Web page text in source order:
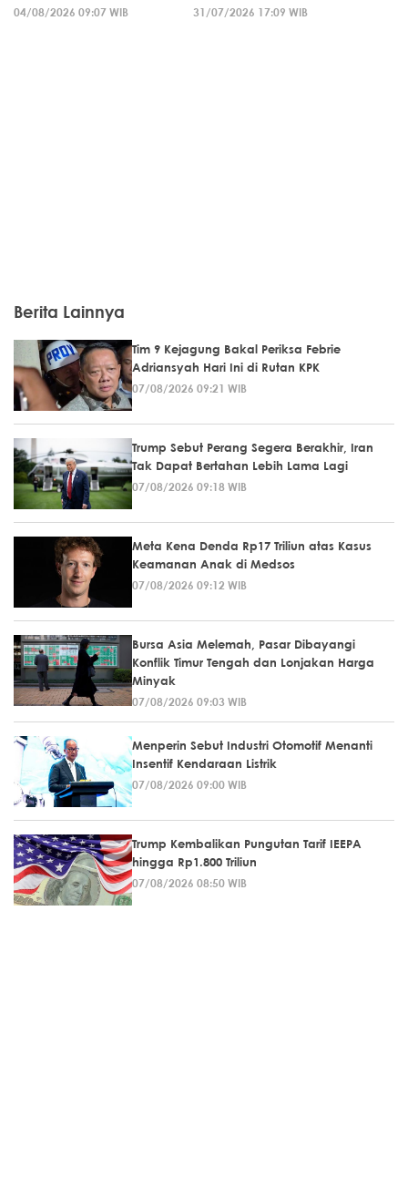
04/08/2026 09:07 WIB
31/07/2026 17:09 WIB
Berita Lainnya
Tim 9 Kejagung Bakal Periksa Febrie
Adriansyah Hari Ini di Rutan KPK
07/08/2026 09:21 WIB
Trump Sebut Perang Segera Berakhir, Iran
Tak Dapat Bertahan Lebih Lama Lagi
07/08/2026 09:18 WIB
Meta Kena Denda Rp17 Triliun atas Kasus
Keamanan Anak di Medsos
07/08/2026 09:12 WIB
Bursa Asia Melemah, Pasar Dibayangi
Konflik Timur Tengah dan Lonjakan Harga
Minyak
07/08/2026 09:03 WIB
Menperin Sebut Industri Otomotif Menanti
Insentif Kendaraan Listrik
07/08/2026 09:00 WIB
Trump Kembalikan Pungutan Tarif IEEPA
hingga Rp1.800 Triliun
07/08/2026 08:50 WIB